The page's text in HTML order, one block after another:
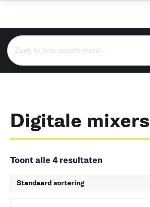
Zoeken
naar:
Digitale mixers
Toont alle 4 resultaten